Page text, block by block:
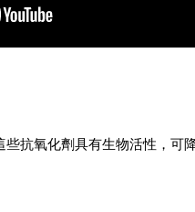
抗氧化劑具有生物活性，